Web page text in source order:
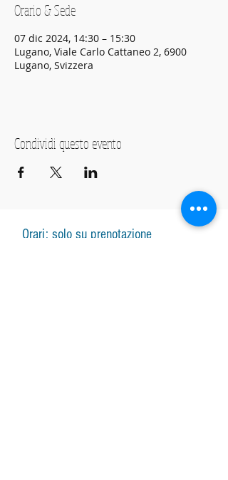
Orario & Sede
07 dic 2024, 14:30 – 15:30
Lugano, Viale Carlo Cattaneo 2, 6900
Lugano, Svizzera
Condividi questo evento
Orari: solo su prenotazione